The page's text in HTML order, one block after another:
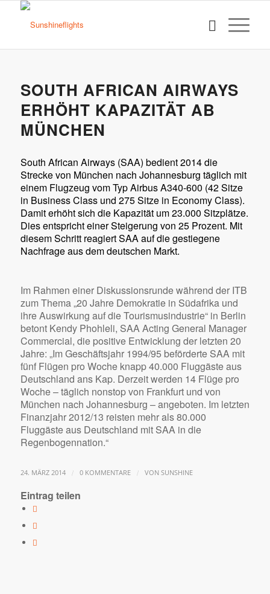
SOUTH AFRICAN AIRWAYS
ERHÖHT KAPAZITÄT AB
MÜNCHEN
South African Airways (SAA) bedient 2014 die
Strecke von München nach Johannesburg täglich mit
einem Flugzeug vom Typ Airbus A340-600 (42 Sitze
in Business Class und 275 Sitze in Economy Class).
Damit erhöht sich die Kapazität um 23.000 Sitzplätze.
Dies entspricht einer Steigerung von 25 Prozent. Mit
diesem Schritt reagiert SAA auf die gestiegene
Nachfrage aus dem deutschen Markt.
Im Rahmen einer Diskussionsrunde während der ITB
zum Thema „20 Jahre Demokratie in Südafrika und
ihre Auswirkung auf die Tourismusindustrie“ in Berlin
betont Kendy Phohleli, SAA Acting General Manager
Commercial, die positive Entwicklung der letzten 20
Jahre: „Im Geschäftsjahr 1994/95 beförderte SAA mit
fünf Flügen pro Woche knapp 40.000 Fluggäste aus
Deutschland ans Kap. Derzeit werden 14 Flüge pro
Woche – täglich nonstop von Frankfurt und von
München nach Johannesburg – angeboten. Im letzten
Finanzjahr 2012/13 reisten mehr als 80.000
Fluggäste aus Deutschland mit SAA in die
Regenbogennation.“
24. MÄRZ 2014 / 0 KOMMENTARE / VON SUNSHINE
Eintrag teilen